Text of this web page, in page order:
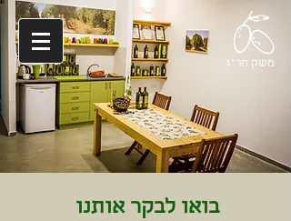
משק חר"ג
בואו לבקר אותנו